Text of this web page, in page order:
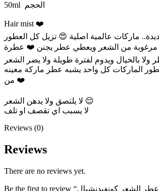
50ml الحجم
Hair mist ❤️
ماركات عالمية اصلية 😍 تزيل كل العطور
الماركات كل واحد يشبه عطر ماركة معينه
❤️ من
لا يلتصق ولا يدهن الشعر 😌
لا يسبب اي تقصف او تلف
Reviews (0)
Reviews
There are no reviews yet.